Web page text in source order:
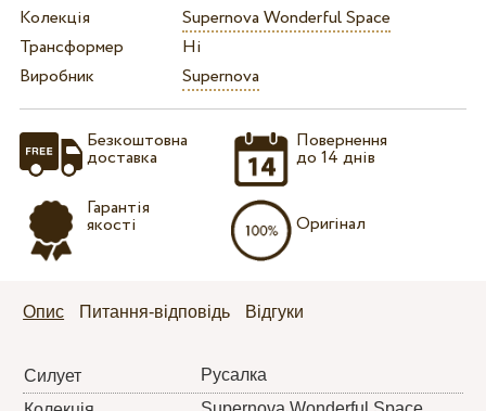
Колекція
Supernova Wonderful Space
Трансформер
Ні
Виробник
Supernova
Безкоштовна
доставка
Гарантія
якості
Повернення
до 14 днів
Оригінал
Опис Питання-відповідь Відгуки
Силует
Русалка